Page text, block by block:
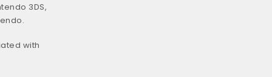
3DS,
with